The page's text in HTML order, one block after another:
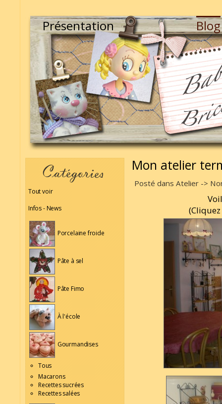
Présentation Blog
Tout voir
Infos - News
Porcelaine froide
Pâte à sel
Pâte Fimo
À l'école
Gourmandises
Tous
Macarons
Recettes sucrées
Recettes salées
Mon atelier
Posté dans Atelier ->